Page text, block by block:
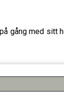
gång med